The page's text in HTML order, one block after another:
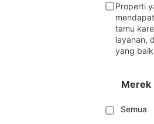
Properti
tamu
layanan,
yang
Merek
Semua